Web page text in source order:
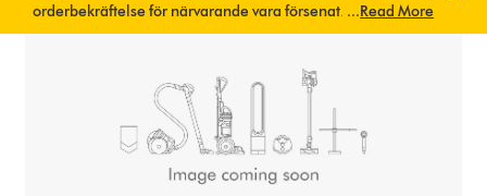
orderbekräftelse för närvarande vara försenat. Vi arbetar
redan på en snabb lösning.Du behöver inte göra någonting.
...Read More